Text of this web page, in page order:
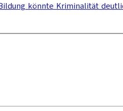
könnte Kriminalität